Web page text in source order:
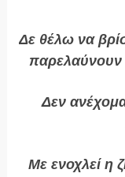
Δε θέλω να
παρελαύνουν
Δεν
Με ενοχλεί η